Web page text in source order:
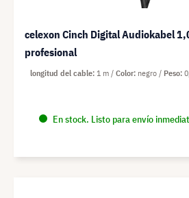
celexon Cinch Digital Audiokabel
profesional
En stock. Listo para envío
longitud del cable 1 m Color negro Peso